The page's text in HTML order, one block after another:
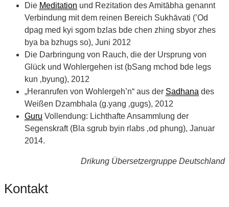
Die Meditation und Rezitation des Amitābha genannt
Verbindung mit dem reinen Bereich Sukhāvati (’Od
dpag med kyi sgom bzlas bde chen zhing sbyor zhes
bya ba bzhugs so), Juni 2012
Die Darbringung von Rauch, die der Ursprung von
Glück und Wohlergehen ist (bSang mchod bde legs
kun ‚byung), 2012
„Heranrufen von Wohlergeh’n“ aus der Sadhana des
Weißen Dzambhala (g.yang ‚gugs), 2012
Guru Vollendung: Lichthafte Ansammlung der
Segenskraft (Bla sgrub byin rlabs ‚od phung), Januar
2014.
Drikung Übersetzergruppe Deutschland
Kontakt